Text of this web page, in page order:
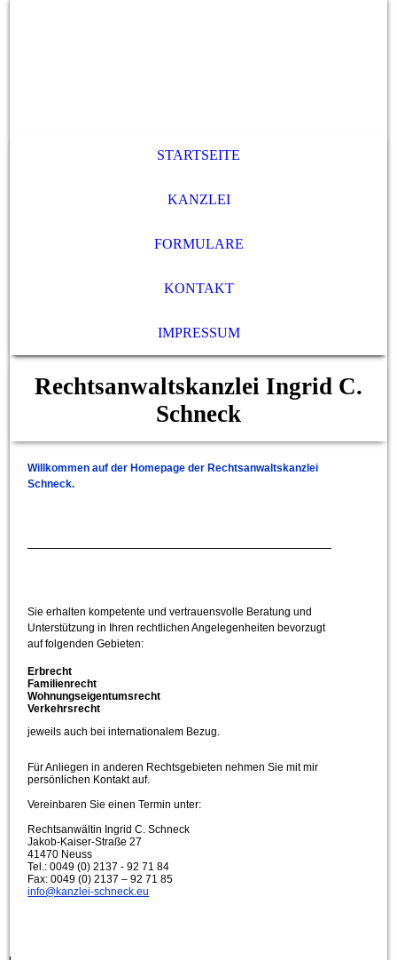
STARTSEITE
KANZLEI
FORMULARE
KONTAKT
IMPRESSUM
Rechtsanwaltskanzlei Ingrid C.
Schneck
Willkommen auf der Homepage der Rechtsanwaltskanzlei
Schneck.
Sie erhalten kompetente und vertrauensvolle Beratung und
Unterstützung in Ihren rechtlichen Angelegenheiten bevorzugt
auf folgenden Gebieten:
Erbrecht
Familienrecht
Wohnungseigentumsrecht
Verkehrsrecht
jeweils auch bei internationalem Bezug.
Für Anliegen in anderen Rechtsgebieten nehmen Sie mit mir
persönlichen Kontakt auf.
Vereinbaren Sie einen Termin unter:
Rechtsanwältin Ingrid C. Schneck
Jakob-Kaiser-Straße 27
41470 Neuss
Tel.: 0049 (0) 2137 - 92 71 84
Fax: 0049 (0) 2137 – 92 71 85
info@kanzlei-schneck.eu